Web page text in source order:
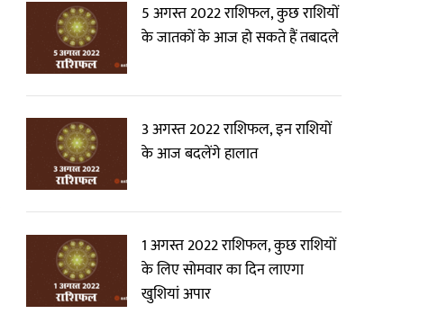
5 अगस्त 2022 राशिफल, कुछ राशियों
के जातकों के आज हो सकते हैं तबादले
3 अगस्त 2022 राशिफल, इन राशियों
के आज बदलेंगे हालात
1 अगस्त 2022 राशिफल, कुछ राशियों
के लिए सोमवार का दिन लाएगा
खुशियां अपार